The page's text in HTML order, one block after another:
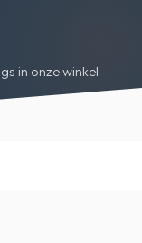
in onze winkel